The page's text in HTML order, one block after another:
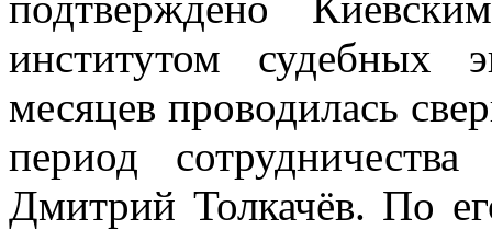
институтом судебных
месяцев проводилась
период
Дмитрий Толкачёв. По